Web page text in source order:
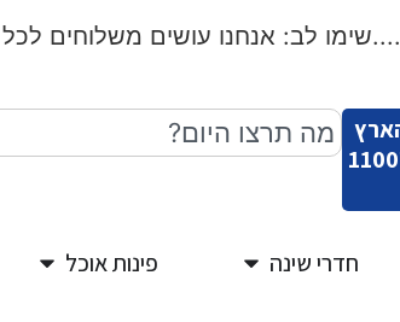
לב: אנחנו עושים משלוחים
חדרי שינה פינות אוכל